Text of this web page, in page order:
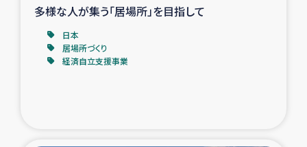
女性の生計向上を通じた子どもの栄養改善事業
多様な人が集う「居場所」を目指して
日本
居場所づくり
経済自立支援事業